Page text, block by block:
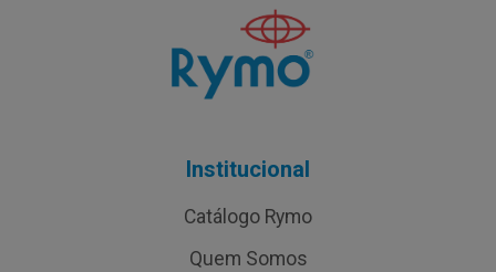
Institucional
Catálogo Rymo
Quem Somos